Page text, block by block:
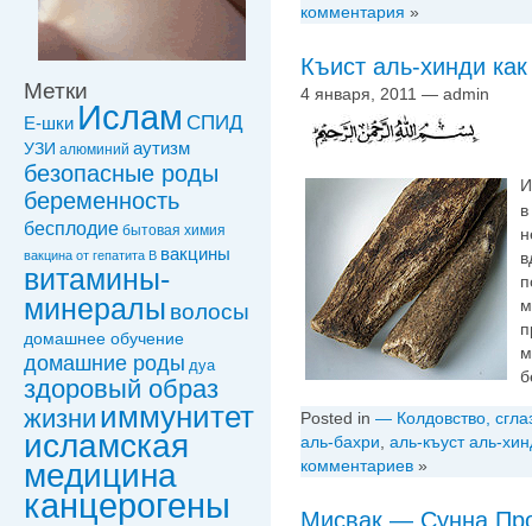
Метки
Е-шки Ислам СПИД
УЗИ алюминий аутизм
безопасные роды
беременность
бесплодие бытовая химия
вакцинa от гепатита В вакцины
витамины-
минералы волосы
домашнее обучение
домашние роды дуа
здоровый образ
жизни иммунитет
исламская
медицина
канцерогены
комментария »
Къист аль-хинди
4 января, 2011 — admin
Posted in — Колдовство,
аль-бахри аль-къуст аль-
комментариев »
Мисвак — Сунна